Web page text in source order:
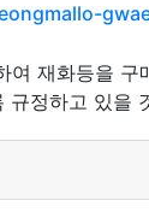
재화등을 구
규정하고 있을